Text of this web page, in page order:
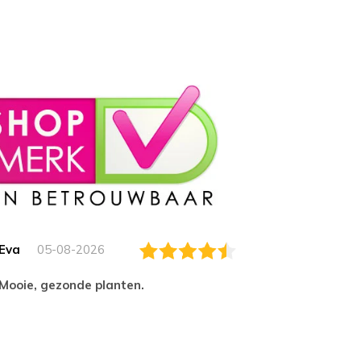
Eva 05-08-2026
Mooie, gezonde planten.